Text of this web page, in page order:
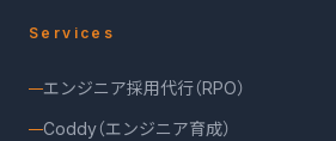
Services
エンジニア採用代行（RPO）
Coddy（エンジニア育成）